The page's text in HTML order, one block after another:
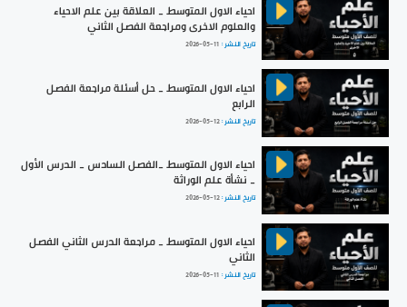
احياء الاول المتوسط _ العلاقة بين علم الاحياء
والعلوم الاخرى ومراجعة الفصل الثاني
تاريخ النشر : 2026-05-11
احياء الاول المتوسط _ حل أسئلة مراجعة الفصل
الرابع
تاريخ النشر :2026-05-12
احياء الاول المتوسط _الفصل السادس _ الدرس الأول
_ نشأة علم الوراثة
تاريخ النشر :2026-05-12
احياء الاول المتوسط _ مراجعة الدرس الثاني الفصل
الثاني
تاريخ النشر : 2026-05-11